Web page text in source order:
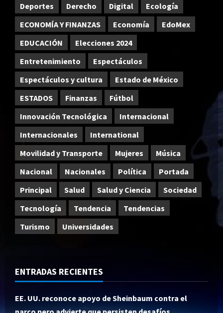
Deportes
Derecho Digital
Ecología
ECONOMÍA Y FINANZAS
Economía
EdoMex
EDUCACIÓN
Elecciones 2024
Entretenimiento
Espectáculos
Espectáculos y cultura
Estado de México
ESTADOS
Finanzas
Fútbol
Innovación Tecnológica
Internacional
Internacionales
International
Movilidad y Transporte
Mujeres
Música
Nacional
Nacionales Política
Portada
Principal
Salud Salud y Ciencia
Sociedad
Tecnología
Tendencia
Tendencias
Turismo
Universidades
ENTRADAS RECIENTES
EE. UU. reconoce apoyo de Sheinbaum contra el